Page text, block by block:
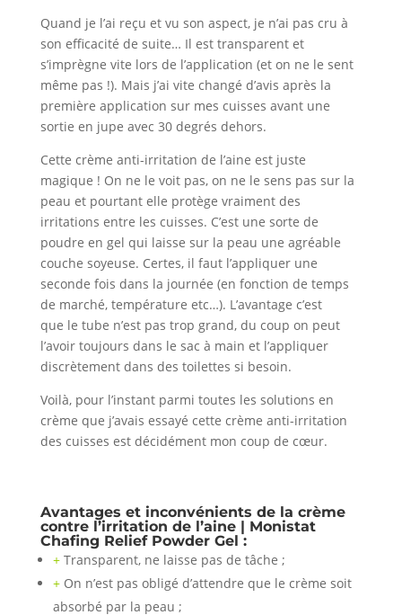
Quand je l’ai reçu et vu son aspect, je n’ai pas cru à
son efficacité de suite… Il est transparent et
s’imprègne vite lors de l’application (et on ne le sent
même pas !). Mais j’ai vite changé d’avis après la
première application sur mes cuisses avant une
sortie en jupe avec 30 degrés dehors.
Cette crème anti-irritation de l’aine est juste
magique ! On ne le voit pas, on ne le sens pas sur la
peau et pourtant elle protège vraiment des
irritations entre les cuisses. C’est une sorte de
poudre en gel qui laisse sur la peau une agréable
couche soyeuse. Certes, il faut l’appliquer une
seconde fois dans la journée (en fonction de temps
de marché, température etc…). L’avantage c’est
que le tube n’est pas trop grand, du coup on peut
l’avoir toujours dans le sac à main et l’appliquer
discrètement dans des toilettes si besoin.
Voilà, pour l’instant parmi toutes les solutions en
crème que j’avais essayé cette crème anti-irritation
des cuisses est décidément mon coup de cœur.
Avantages et inconvénients de la crème
contre l’irritation de l’aine | Monistat
Chafing Relief Powder Gel :
+Transparent, ne laisse pas de tâche ;
+On n’est pas obligé d’attendre que le crème soit
absorbé par la peau ;